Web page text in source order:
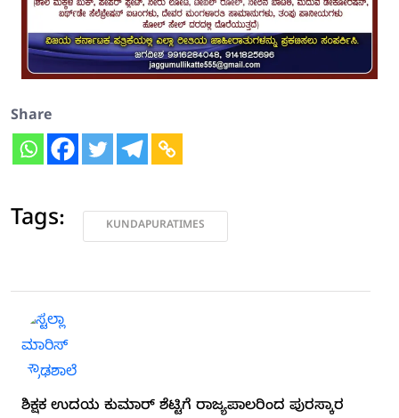
Share
Tags: KUNDAPURATIMES
ಶಿಕ್ಷಕ ಉದಯ ಕುಮಾರ್ ಶೆಟ್ಟಿಗೆ ರಾಜ್ಯಪಾಲರಿಂದ ಪುರಸ್ಕಾರ